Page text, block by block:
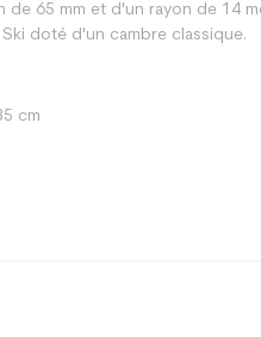
de 65 mm et d'un rayon de 14
Ski doté d'un cambre classique.
cm